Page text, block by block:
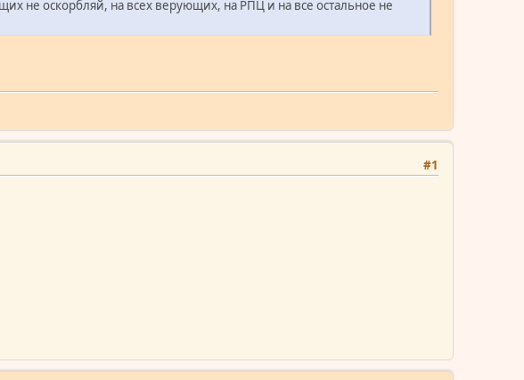
не оскорбляй, на всех верующих, на РПЦ и на все остальное не
#1